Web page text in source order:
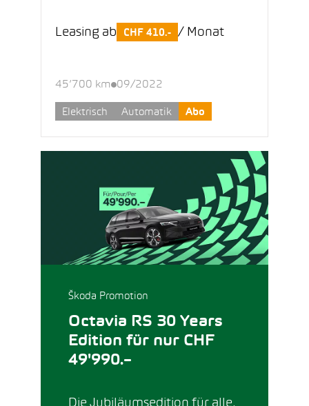
Leasing ab CHF 410.- / Monat
45’700 km 09/2022
Elektrisch Automatik Abo
Škoda Promotion
Octavia RS 30 Years
Edition für nur CHF
49'990.–
Die Jubiläumsedition für alle,